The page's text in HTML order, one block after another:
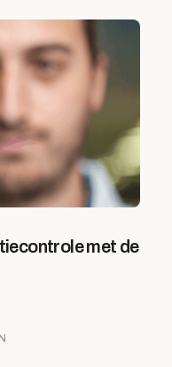
met de